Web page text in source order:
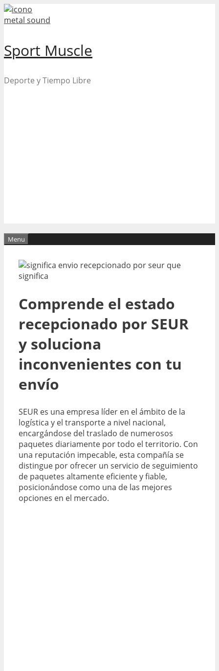
Skip
to
Sport Muscle
Deporte y Tiempo Libre
Menu
Comprende el estado
recepcionado por SEUR
y soluciona
inconvenientes con tu
envío
SEUR es una empresa líder en el ámbito de la
logística y el transporte a nivel nacional,
encargándose del traslado de numerosos
paquetes diariamente por todo el territorio. Con
una reputación impecable, esta compañía se
distingue por ofrecer un servicio de seguimiento
de paquetes altamente eficiente y fiable,
posicionándose como una de las mejores
opciones en el mercado.